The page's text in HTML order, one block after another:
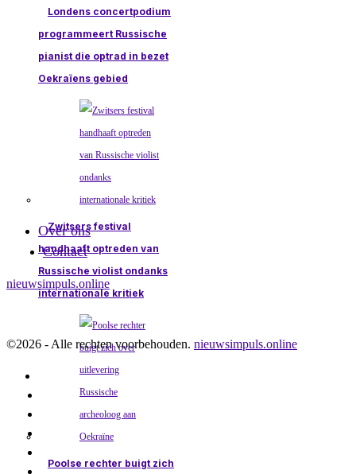
Londens concertpodium
programmeert Russische
pianist die optrad in bezet
Oekraïens gebied
Zwitsers festival
handhaaft optreden van
Russische violist ondanks
internationale kritiek
Poolse rechter buigt zich
Over ons
Contact
nieuwsimpuls.online
©2026 - Alle rechten voorbehouden. nieuwsimpuls.online